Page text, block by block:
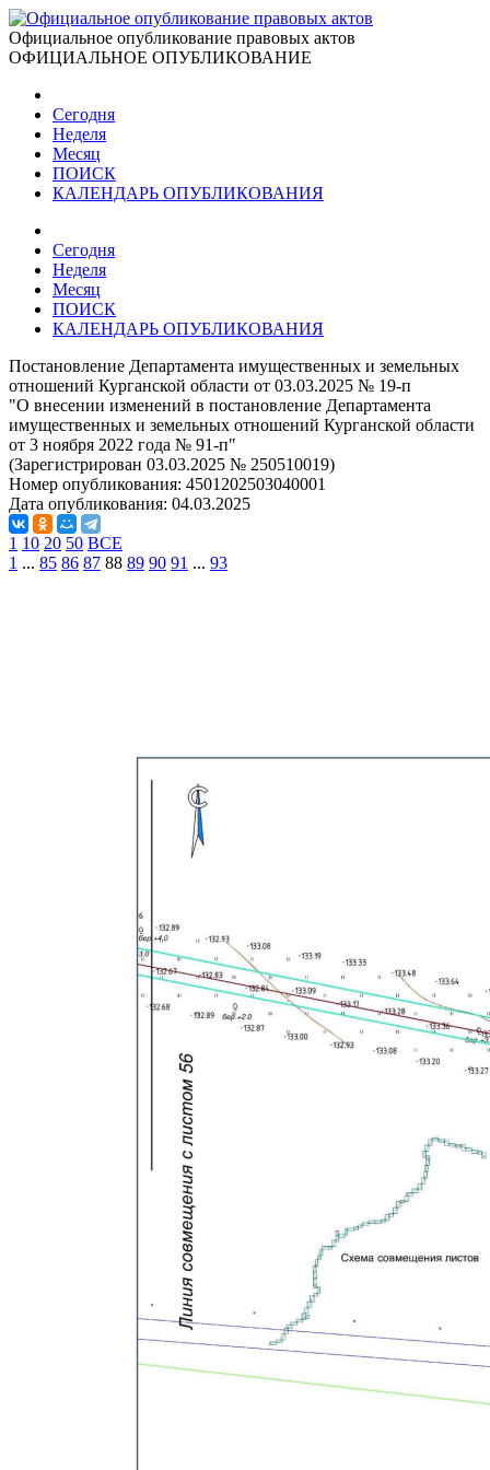
Официальное опубликование правовых актов
ОФИЦИАЛЬНОЕ ОПУБЛИКОВАНИЕ
Сегодня
Неделя
Месяц
ПОИСК
КАЛЕНДАРЬ ОПУБЛИКОВАНИЯ
Сегодня
Неделя
Месяц
ПОИСК
КАЛЕНДАРЬ ОПУБЛИКОВАНИЯ
Постановление Департамента имущественных и земельных
отношений Курганской области от 03.03.2025 № 19-п
"О внесении изменений в постановление Департамента
имущественных и земельных отношений Курганской области
от 3 ноября 2022 года № 91-п"
(Зарегистрирован 03.03.2025 № 250510019)
Номер опубликования: 4501202503040001
Дата опубликования: 04.03.2025
1 10 20 50 ВСЕ
1 ... 85 86 87 88 89 90 91 ... 93